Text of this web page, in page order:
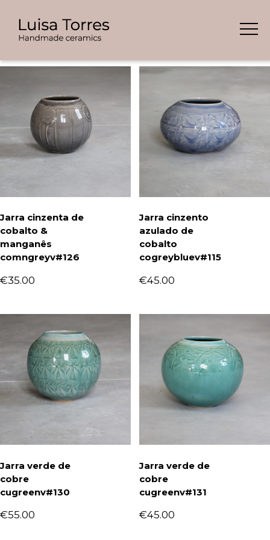
Skip
content
Showing all 4 results
Jarra cinzenta de
cobalto &
manganês
comngreyv#126
35.00
€
Jarra cinzento
azulado de
cobalto
cogreybluev#115
45.00
€
Jarra verde de
cobre
cugreenv#130
55.00
€
Jarra verde de
cobre
cugreenv#131
45.00
€